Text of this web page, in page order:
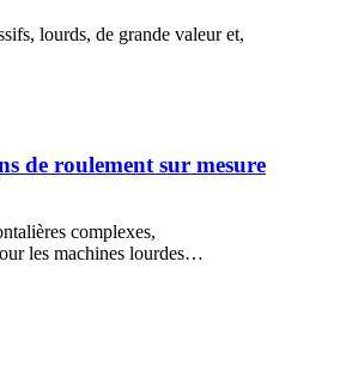
lourds, de grande valeur et,
de roulement sur mesure
complexes,
les machines lourdes…